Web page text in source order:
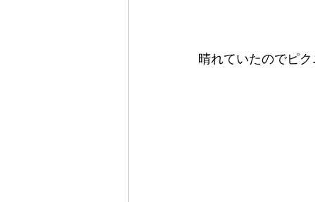
晴れていたのでピ